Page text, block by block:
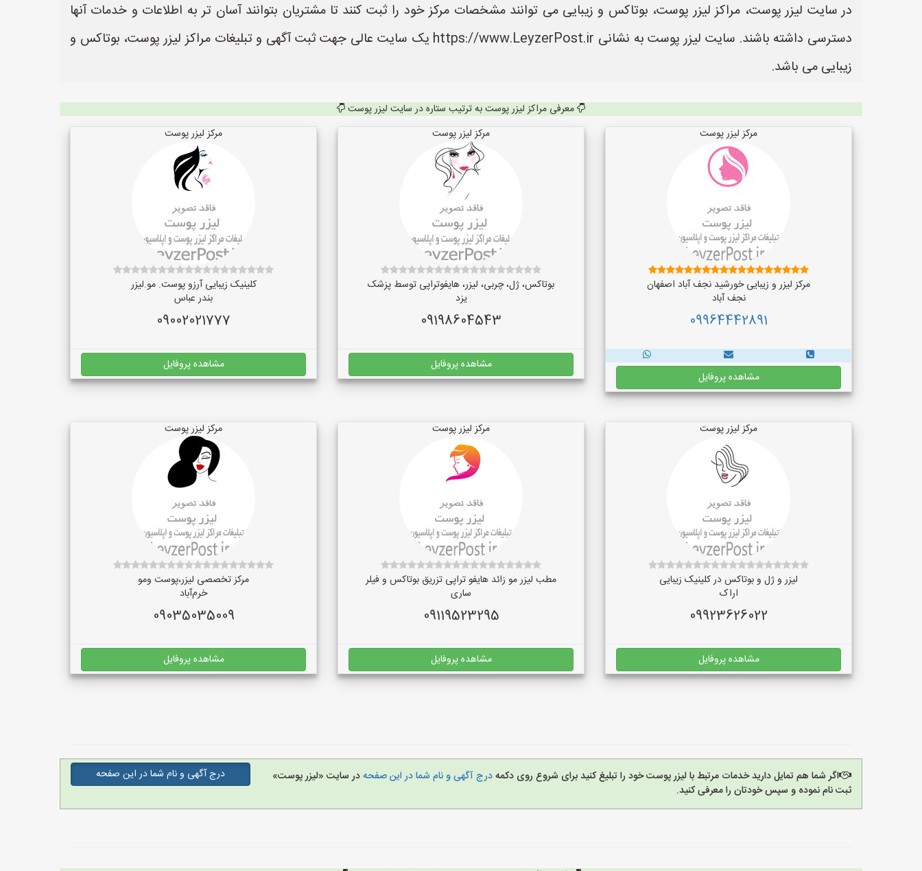
در سایت لیزر پوست، مراکز لیزر پوست، بوتاکس و زیبایی می توانند مشخصات مرکز خود را ثبت کنند تا مشتریان بتوانند آسان تر به اطلاعات و خدمات آنها
دسترسی داشته باشند. سایت لیزر پوست به نشانی https://www.LeyzerPost.ir یک سایت عالی جهت ثبت آگهی و تبلیغات مراکز لیزر پوست، بوتاکس و
زیبایی می باشد.
معرفی مراکز لیزر پوست به ترتیب ستاره در سایت لیزر پوست
مرکز لیزر پوست
مرکز لیزر و زیبایی خورشید نجف آباد اصفهان
نجف‌ آباد
09964442891
مشاهده پروفایل
مرکز لیزر پوست
بوتاکس، ژل، چربی، لیزر، هایفوتراپی توسط پزشک
یزد
09198604543
مشاهده پروفایل
مرکز لیزر پوست
کلینیک زیبایی آرزو پوست. مو.لیزر
بندر عباس
09002021777
مشاهده پروفایل
مرکز لیزر پوست
لیزر و ژل و بوتاکس در کلینیک زیبایی
اراک
09923626022
مشاهده پروفایل
مرکز لیزر پوست
مطب لیزر مو زائد هایفو تراپی تزریق بوتاکس و فیلر
ساری
09119523295
مشاهده پروفایل
مرکز لیزر پوست
مرکز تخصصی لیزر،پوست و‌مو
خرم‌آباد
09035035009
مشاهده پروفایل
اگر شما هم تمایل دارید خدمات مرتبط با لیزر پوست خود را تبلیغ کنید برای شروع روی دکمهدرج آگهی و نام شما در این صفحهدر سایت «لیزر پوست»
ثبت نام نموده و سپس خودتان را معرفی کنید.
درج آگهی و نام شما در این صفحه